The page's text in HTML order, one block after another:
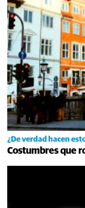
¿De verdad hacen
Costumbres que